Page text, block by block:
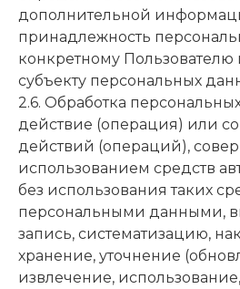
дополнительной
принадлежность
конкретному
субъекту персональных
2.6. Обработка
действие (операция) или
действий (операций),
использованием средств
без использования таких
персональными данными,
запись, систематизацию,
хранение, уточнение
извлечение,